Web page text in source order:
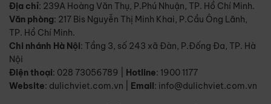
Địa chỉ: 239A Hoàng Văn Thụ, P.Phú Nhuận, TP. Hồ Chí Minh.
Văn phòng: 217 Bis Nguyễn Thị Minh Khai, P.Cầu Ông Lãnh,
TP. Hồ Chí Minh.
Chi nhánh Hà Nội: Tầng 3, số 243 xã Đàn, P.Đống Đa, TP. Hà
Nội
Điện thoại: 028 73056789 Hotline: 1900 1177
Website: dulichviet.com.vn Email: info@dulichviet.com.vn